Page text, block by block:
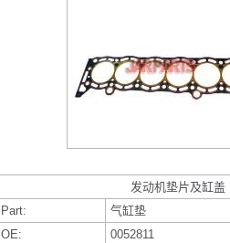
发动机垫片及缸盖
Part:
气缸垫
OE:
0052811